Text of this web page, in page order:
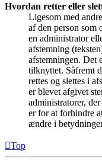
Hvordan retter eller
Ligesom med
af den person som
en administrator
afstemning
afstemningen. Det
tilknyttet. Såfremt
rettes og slettes i
er blevet afgivet
administratorer,
er for at forhindre
ændre i
Top